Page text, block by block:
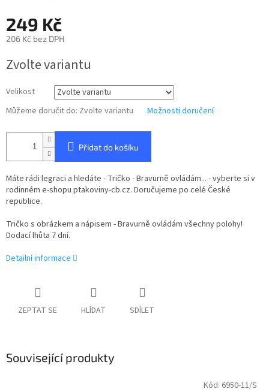
249 Kč
206 Kč bez DPH
cena:
Zvolte variantu
Velikost
Můžeme doručit do: Zvolte variantu Možnosti doručení
Přidat do košíku
Máte rádi legraci a hledáte - Tričko - Bravurně ovládám... - vyberte si v
rodinném e-shopu ptakoviny-cb.cz. Doručujeme po celé České
republice.
Tričko s obrázkem a nápisem - Bravurně ovládám všechny polohy!
Dodací lhůta 7 dní.
Detailní informace
ZEPTAT SE HLÍDAT SDÍLET
Související produkty
Kód: 6950-11/S